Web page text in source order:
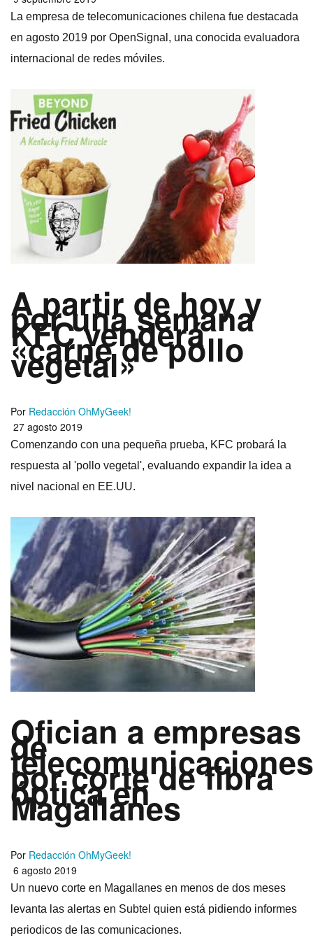
La empresa de telecomunicaciones chilena fue destacada
en agosto 2019 por OpenSignal, una conocida evaluadora
internacional de redes móviles.
A partir de hoy y
por una semana
KFC venderá
«carne de pollo
vegetal»
Por Redacción OhMyGeek!
27 agosto 2019
Comenzando con una pequeña prueba, KFC probará la
respuesta al 'pollo vegetal', evaluando expandir la idea a
nivel nacional en EE.UU.
Ofician a empresas
de
telecomunicaciones
por corte de fibra
óptica en
Magallanes
Por Redacción OhMyGeek!
6 agosto 2019
Un nuevo corte en Magallanes en menos de dos meses
levanta las alertas en Subtel quien está pidiendo informes
periodicos de las comunicaciones.